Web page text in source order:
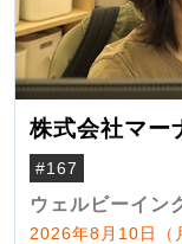
株式会社マー
#167
ウェルビーイン
2026年8月10日（